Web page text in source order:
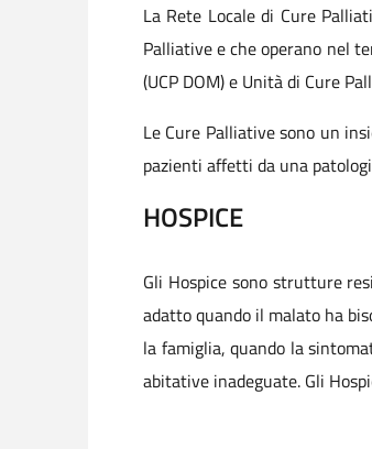
La Rete Locale di Cure
Palliative e che operano nel
(UCP DOM) e Unità di Cure
Le Cure Palliative sono un
pazienti affetti da una
HOSPICE
Gli Hospice sono strutture
adatto quando il malato ha
la famiglia, quando la
abitative inadeguate. Gli